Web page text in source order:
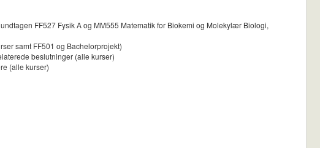
FF527 Fysik A og MM555 Matematik for Biokemi og Molekylær Biologi,
samt FF501 og Bachelorprojekt)
beslutninger (alle kurser)
(alle kurser)